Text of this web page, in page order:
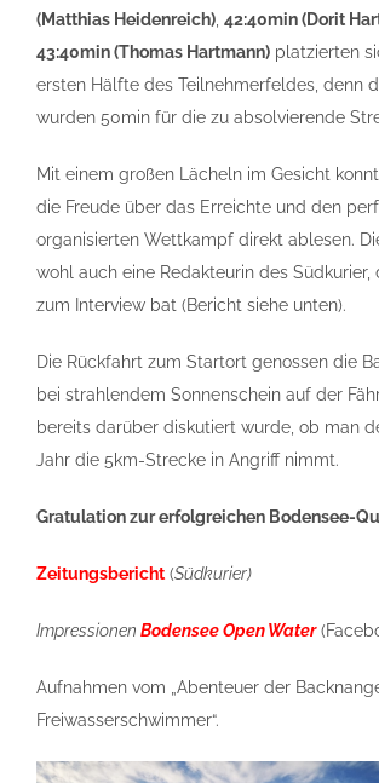
(Matthias Heidenreich), 42:40min (Dorit
43:40min (Thomas Hartmann) platzierten
ersten Hälfte des Teilnehmerfeldes, denn
wurden 50min für die zu absolvierende
Mit einem großen Lächeln im Gesicht
die Freude über das Erreichte und den
organisierten Wettkampf direkt ablesen.
wohl auch eine Redakteurin des Südkurier,
zum Interview bat (Bericht siehe unten).
Die Rückfahrt zum Startort genossen die
bei strahlendem Sonnenschein auf der
bereits darüber diskutiert wurde, ob man
Jahr die 5km-Strecke in Angriff nimmt.
Gratulation zur erfolgreichen Bodensee-
Zeitungsbericht(Südkurier)
Impressionen Bodensee Open Water
Aufnahmen vom „Abenteuer der
Freiwasserschwimmer“.